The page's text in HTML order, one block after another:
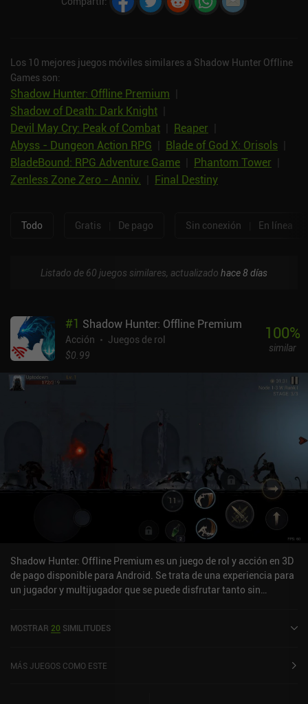
Los 10 mejores juegos móviles similares a Shadow Hunter Offline
Games son:
Shadow Hunter: Offline Premium
Shadow of Death: Dark Knight
Devil May Cry: Peak of Combat
Reaper
Abyss - Dungeon Action RPG
Blade of God X: Orisols
BladeBound: RPG Adventure Game
Phantom Tower
Zenless Zone Zero - Anniv.
Final Destiny
Todo Gratis De pago Sin conexión En línea
Listado de 60 juegos similares, actualizado hace 8 días
#1 Shadow Hunter: Offline Premium
Acción
Juegos de rol
$0.99
100%
similar
Shadow Hunter: Offline Premium es un juego de rol y acción en 3D
de pago disponible para Android. Se trata de una experiencia para
un jugador y multijugador que se puede disfrutar tanto sin
Hunter: Offline Premium se lanzó en mayo de 2022 y tiene
MOSTRAR 20 SIMILITUDES
MÁS JUEGOS COMO ESTE